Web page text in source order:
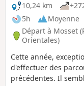
10,24 km
5h
Moyenne
Départ à Mosset
Orientales)
Cette année,
d'effectuer des
précédentes. Il